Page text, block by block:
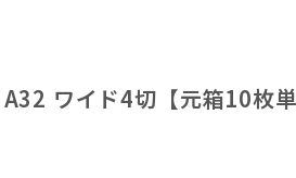
ワイド4切【元箱10枚